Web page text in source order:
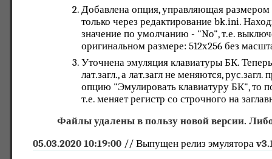
Добавлена опция, управляющая
только через редактирование bk.ini.
значение по умолчанию - "No", т.е.
оригинальном размере: 512х256 без
Уточнена эмуляция клавиатуры БК.
лат.загл., а лат.загл не меняются,
опцию "Эмулировать клавиатуру БК", то
т.е. меняет регистр со строчного на
Файлы удалены в пользу новой версии.
05.03.2020 10:19:00 // Выпущен релиз эмулятора